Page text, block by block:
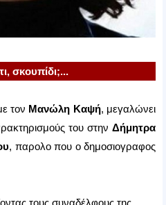
σκουπίδι;...
τον Μανώλη Καψή, μεγαλώνει
του στην Δήμητρα
, παρολο που ο δημοσιογραφος
τους συναδέλφους της